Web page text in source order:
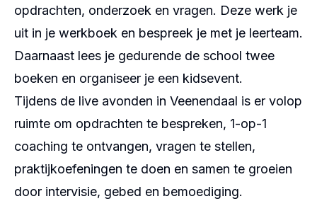
opdrachten, onderzoek en vragen. Deze werk je
uit in je werkboek en bespreek je met je leerteam.
Daarnaast lees je gedurende de school twee
boeken en organiseer je een kidsevent.
Tijdens de live avonden in Veenendaal is er volop
ruimte om opdrachten te bespreken, 1-op-1
coaching te ontvangen, vragen te stellen,
praktijkoefeningen te doen en samen te groeien
door intervisie, gebed en bemoediging.